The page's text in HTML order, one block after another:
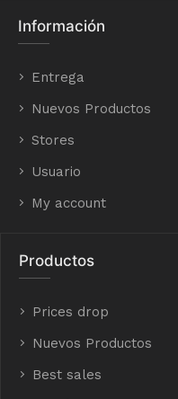
Información
Entrega
Nuevos Productos
Stores
Usuario
My account
Productos
Prices drop
Nuevos Productos
Best sales